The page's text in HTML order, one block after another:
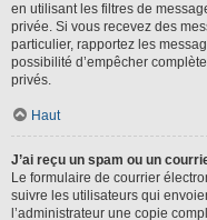
en utilisant les filtres de
privée. Si vous recevez des
particulier, rapportez les
possibilité d’empêcher
privés.
Haut
J’ai reçu un spam ou un
Le formulaire de courrier
suivre les utilisateurs qui
l’administrateur une copie